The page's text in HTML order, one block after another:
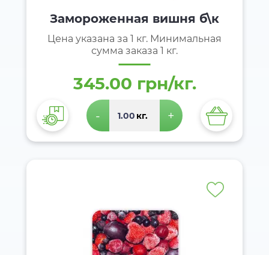
Замороженная вишня б\к
Цена указана за 1 кг. Минимальная
сумма заказа 1 кг.
345.00 грн/кг.
- кг. +